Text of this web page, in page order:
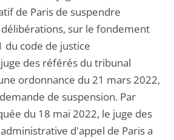
de Paris de suspendre
sur le fondement
du code de justice
des référés du tribunal
ordonnance du 21 mars 2022,
de suspension. Par
du 18 mai 2022, le juge des
d'appel de Paris a